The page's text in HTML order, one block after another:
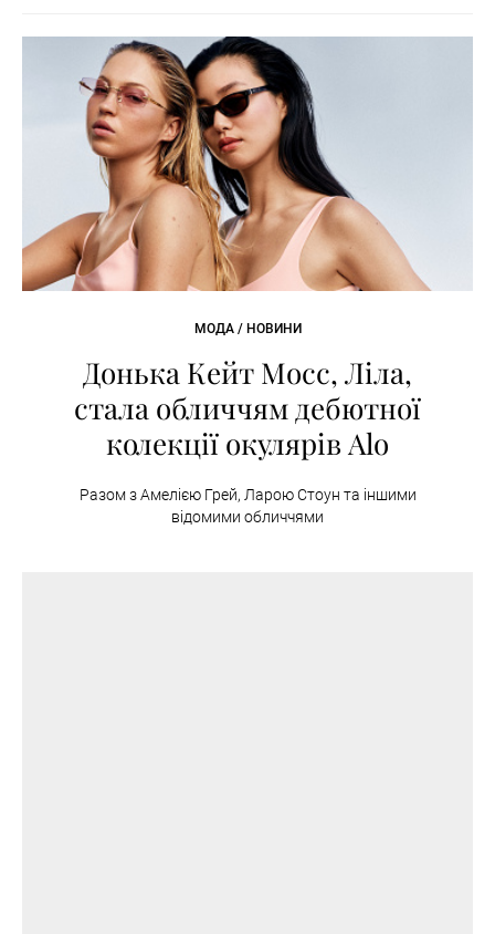
МОДА / НОВИНИ
Донька Кейт Мосс, Ліла,
стала обличчям дебютної
колекції окулярів Alo
Разом з Амелією Грей, Ларою Стоун та іншими
відомими обличчями